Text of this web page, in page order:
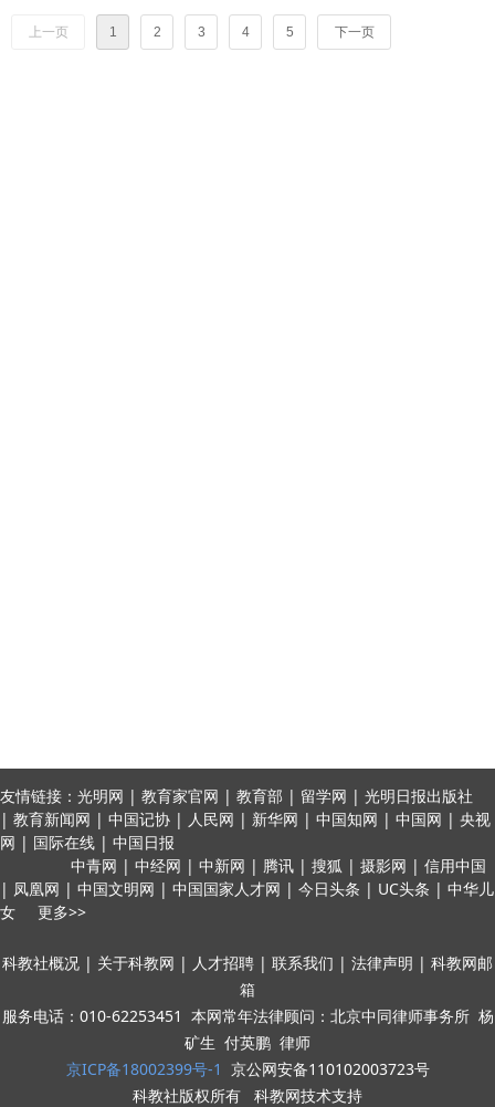
上一页 1 2 3 4 5 下一页
友情链接：光明网 | 教育家官网 | 教育部 | 留学网 | 光明日报出版社
| 教育新闻网 | 中国记协 | 人民网 | 新华网 | 中国知网 | 中国网 | 央视
网 | 国际在线 | 中国日报
中青网 | 中经网 | 中新网 | 腾讯 | 搜狐 | 摄影网 | 信用中国
| 凤凰网 | 中国文明网 | 中国国家人才网 | 今日头条 | UC头条 | 中华儿
女 更多>>
科教社概况 | 关于科教网 | 人才招聘 | 联系我们 | 法律声明 | 科教网邮
箱
服务电话：010-62253451 本网常年法律顾问：北京中同律师事务所 杨
矿生 付英鹏 律师
京ICP备18002399号-1 京公网安备110102003723号
科教社版权所有 科教网技术支持